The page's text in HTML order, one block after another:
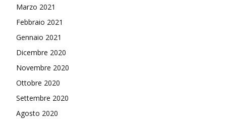
Marzo 2021
Febbraio 2021
Gennaio 2021
Dicembre 2020
Novembre 2020
Ottobre 2020
Settembre 2020
Agosto 2020